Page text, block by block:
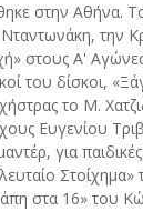
στην Αθήνα.
Νταντωνάκη,
στους A'
του δίσκοι,
το M.
Ευγενίου
για
στα 16» του